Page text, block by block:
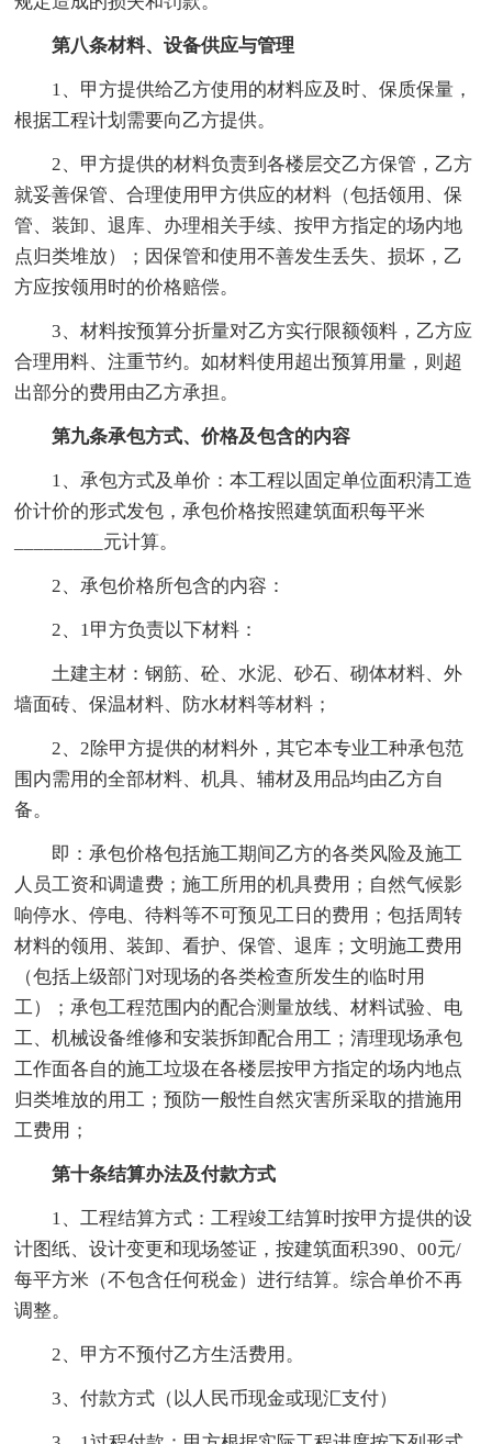
第八条材料、设备供应与管理
1、甲方提供给乙方使用的材料应及时、保质保量，
根据工程计划需要向乙方提供。
2、甲方提供的材料负责到各楼层交乙方保管，乙方
就妥善保管、合理使用甲方供应的材料（包括领用、保
管、装卸、退库、办理相关手续、按甲方指定的场内地
点归类堆放）；因保管和使用不善发生丢失、损坏，乙
方应按领用时的价格赔偿。
3、材料按预算分折量对乙方实行限额领料，乙方应
合理用料、注重节约。如材料使用超出预算用量，则超
出部分的费用由乙方承担。
第九条承包方式、价格及包含的内容
1、承包方式及单价：本工程以固定单位面积清工造
价计价的形式发包，承包价格按照建筑面积每平米
_________元计算。
2、承包价格所包含的内容：
2、1甲方负责以下材料：
土建主材：钢筋、砼、水泥、砂石、砌体材料、外
墙面砖、保温材料、防水材料等材料；
2、2除甲方提供的材料外，其它本专业工种承包范
围内需用的全部材料、机具、辅材及用品均由乙方自
备。
即：承包价格包括施工期间乙方的各类风险及施工
人员工资和调遣费；施工所用的机具费用；自然气候影
响停水、停电、待料等不可预见工日的费用；包括周转
材料的领用、装卸、看护、保管、退库；文明施工费用
（包括上级部门对现场的各类检查所发生的临时用
工）；承包工程范围内的配合测量放线、材料试验、电
工、机械设备维修和安装拆卸配合用工；清理现场承包
工作面各自的施工垃圾在各楼层按甲方指定的场内地点
归类堆放的用工；预防一般性自然灾害所采取的措施用
工费用；
第十条结算办法及付款方式
1、工程结算方式：工程竣工结算时按甲方提供的设
计图纸、设计变更和现场签证，按建筑面积390、00元/
每平方米（不包含任何税金）进行结算。综合单价不再
调整。
2、甲方不预付乙方生活费用。
3、付款方式（以人民币现金或现汇支付）